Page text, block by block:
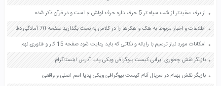
از برف سفیدتر از شب سیاه تر 5 حرف داره حرف اولش م است و در قرآن ذکر شده
اطلاعات و اخبار مربوط به هک و هکرها را در کلاس به بحث بگذارید صفحه 70 آمادگی دفاعی دهم
امکانات مورد نیاز ترسیم با رایانه و نکاتی که باید رعایت شود صفحه 15 کار و فناوری نهم
بازیگر نقش چطوری ایرانی کیست بیوگرافی ویکی پدیا آدرس اینستاگرام
بازیگر نقش بهنام در سریال آنام کیست بیوگرافی ویکی پدیا اسم اصلی و واقعی